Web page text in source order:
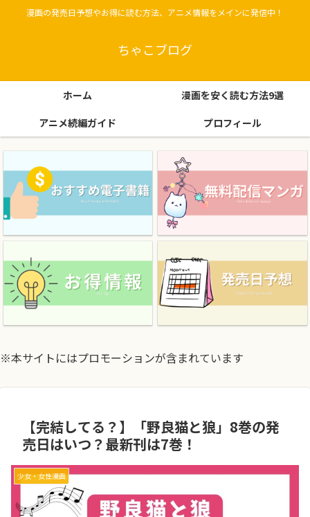
漫画の発売日予想やお得に読む方法、アニメ情報をメインに発信中！
ちゃこブログ
ホーム
漫画を安く読む方法9選
アニメ続編ガイド
プロフィール
※本サイトにはプロモーションが含まれています
【完結してる？】「野良猫と狼」8巻の発
売日はいつ？最新刊は7巻！
少女・女性漫画